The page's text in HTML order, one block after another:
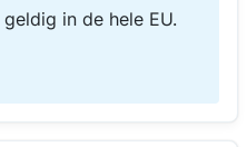
in de hele EU.